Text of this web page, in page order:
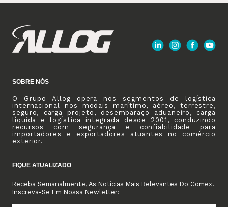
SOBRE NÓS
O Grupo Allog opera nos segmentos de logística
internacional nos modais marítimo, aéreo, terrestre,
seguro, carga projeto, desembaraço aduaneiro, carga
líquida e logística integrada desde 2001, conduzindo
recursos com segurança e confiabilidade para
importadores e exportadores atuantes no comércio
exterior.
FIQUE ATUALIZADO
Receba Semanalmente, As Notícias Mais Relevantes Do Comex.
Inscreva-Se Em Nossa Newletter: